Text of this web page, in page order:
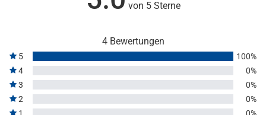
von 5 Sterne
4 Bewertungen
5
100%
4
0%
3
0%
2
0%
1
0%